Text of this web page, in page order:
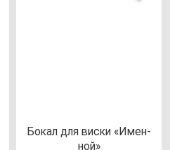
Бокал для вис­ки «Имен­
ной»